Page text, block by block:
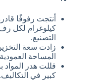
كيلوغرام لكل
التصنيع.
المساحة
كبير في التكاليف.